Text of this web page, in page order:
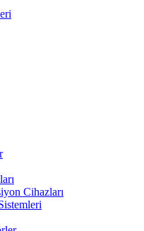
Cihazları